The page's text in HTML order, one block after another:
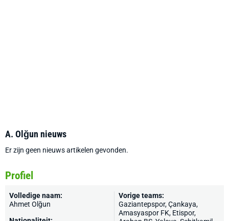
A. Olğun nieuws
Er zijn geen nieuws artikelen gevonden.
Profiel
Volledige naam:
Ahmet Olğun
Vorige teams:
Gaziantepspor, Çankaya,
Amasyaspor FK, Etispor,